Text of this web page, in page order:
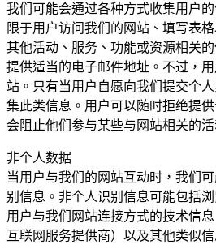
我们可能会通过各种方式收集用户
限于用户访问我们的网站、填写表
其他活动、服务、功能或资源相关
提供适当的电子邮件地址。不过，
站。只有当用户自愿向我们提交个
集此类信息。用户可以随时拒绝提
会阻止他们参与某些与网站相关的活
非个人数据
当用户与我们的网站互动时，我们
别信息。非个人识别信息可能包括
用户与我们网站连接方式的技术信
互联网服务提供商）以及其他类似信